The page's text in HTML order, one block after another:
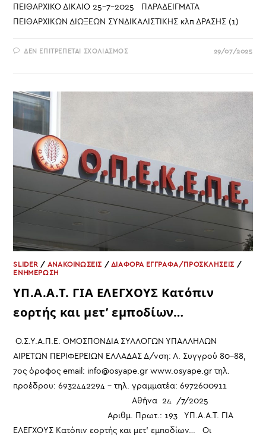
ΠΕΙΘΑΡΧΙΚΟ ΔΙΚΑΙΟ 25-7-2025 ΠΑΡΑΔΕΙΓΜΑΤΑ
ΠΕΙΘΑΡΧΙΚΩΝ ΔΙΩΞΕΩΝ ΣΥΝΔΙΚΑΛΙΣΤΙΚΗΣ κλπ ΔΡΑΣΗΣ (1)
ΔΕΝ ΕΠΙΤΡΈΠΕΤΑΙ ΣΧΟΛΙΑΣΜΌΣΣΤΟ
ΤΟ
29/07/2025
SLIDER / ΑΝΑΚΟΙΝΩΣΕΙΣ / ΔΙΑΦΟΡΑ ΕΓΓΡΑΦΑ/ΠΡΟΣΚΛΗΣΕΙΣ /
ΕΝΗΜΕΡΩΣΗ
ΥΠ.Α.Α.Τ. ΓΙΑ ΕΛΕΓΧΟΥΣ Κατόπιν
εορτής και μετ’ εμποδίων…
Ο.Σ.Υ.Α.Π.Ε. ΟΜΟΣΠΟΝΔΙΑ ΣΥΛΛΟΓΩΝ ΥΠΑΛΛΗΛΩΝ
ΑΙΡΕΤΩΝ ΠΕΡΙΦΕΡΕΙΩΝ ΕΛΛΑΔΑΣ Δ/νση: Λ. Συγγρού 80-88,
7ος όροφος email: info@osyape.gr www.osyape.gr τηλ.
προέδρου: 6932442294 – τηλ. γραμματέα: 6972600911
Αθήνα 24 /7/2025
Αριθμ. Πρωτ.: 193 ΥΠ.Α.Α.Τ. ΓΙΑ
ΕΛΕΓΧΟΥΣ Κατόπιν εορτής και μετ' εμποδίων… Οι